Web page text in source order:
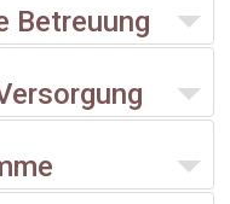
Betreuung